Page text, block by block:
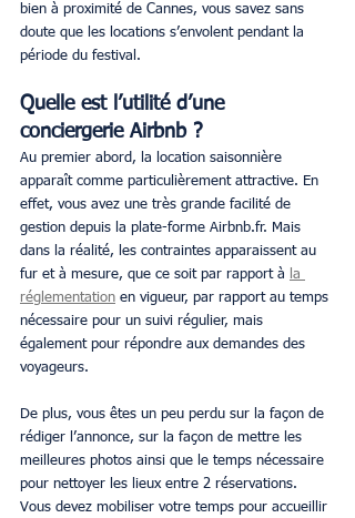
bien à proximité de Cannes, vous savez sans
doute que les locations s’envolent pendant la
période du festival.
Quelle est l’utilité d’une
conciergerie Airbnb ?
Au premier abord, la location saisonnière
apparaît comme particulièrement attractive. En
effet, vous avez une très grande facilité de
gestion depuis la plate-forme Airbnb.fr. Mais
dans la réalité, les contraintes apparaissent au
fur et à mesure, que ce soit par rapport à
la
réglementation en vigueur, par rapport au temps
nécessaire pour un suivi régulier, mais
également pour répondre aux demandes des
voyageurs.
De plus, vous êtes un peu perdu sur la façon de
rédiger l’annonce, sur la façon de mettre les
meilleures photos ainsi que le temps nécessaire
pour nettoyer les lieux entre 2 réservations.
Vous devez mobiliser votre temps pour accueillir